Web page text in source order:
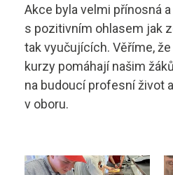
Akce byla velmi přínosná
s pozitivním ohlasem jak
tak vyučujících. Věříme,
kurzy pomáhají našim
na budoucí profesní život
v oboru.